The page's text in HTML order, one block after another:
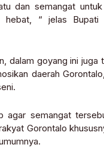
dan semangat
“ jelas Bupati
dalam goyang ini juga
daerah
agar semangat
Gorontalo